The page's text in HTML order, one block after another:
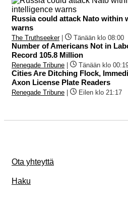
Russia could attack Nato within
warns
The Truthseeker| Tänään klo 08:00
Number of Americans Not in
Record 105.8 Million
Renegade Tribune Tänään klo
Cities Are Ditching Flock,
Axon License Plate Readers
Renegade Tribune Eilen klo 21:17
Ota yhteyttä
Haku